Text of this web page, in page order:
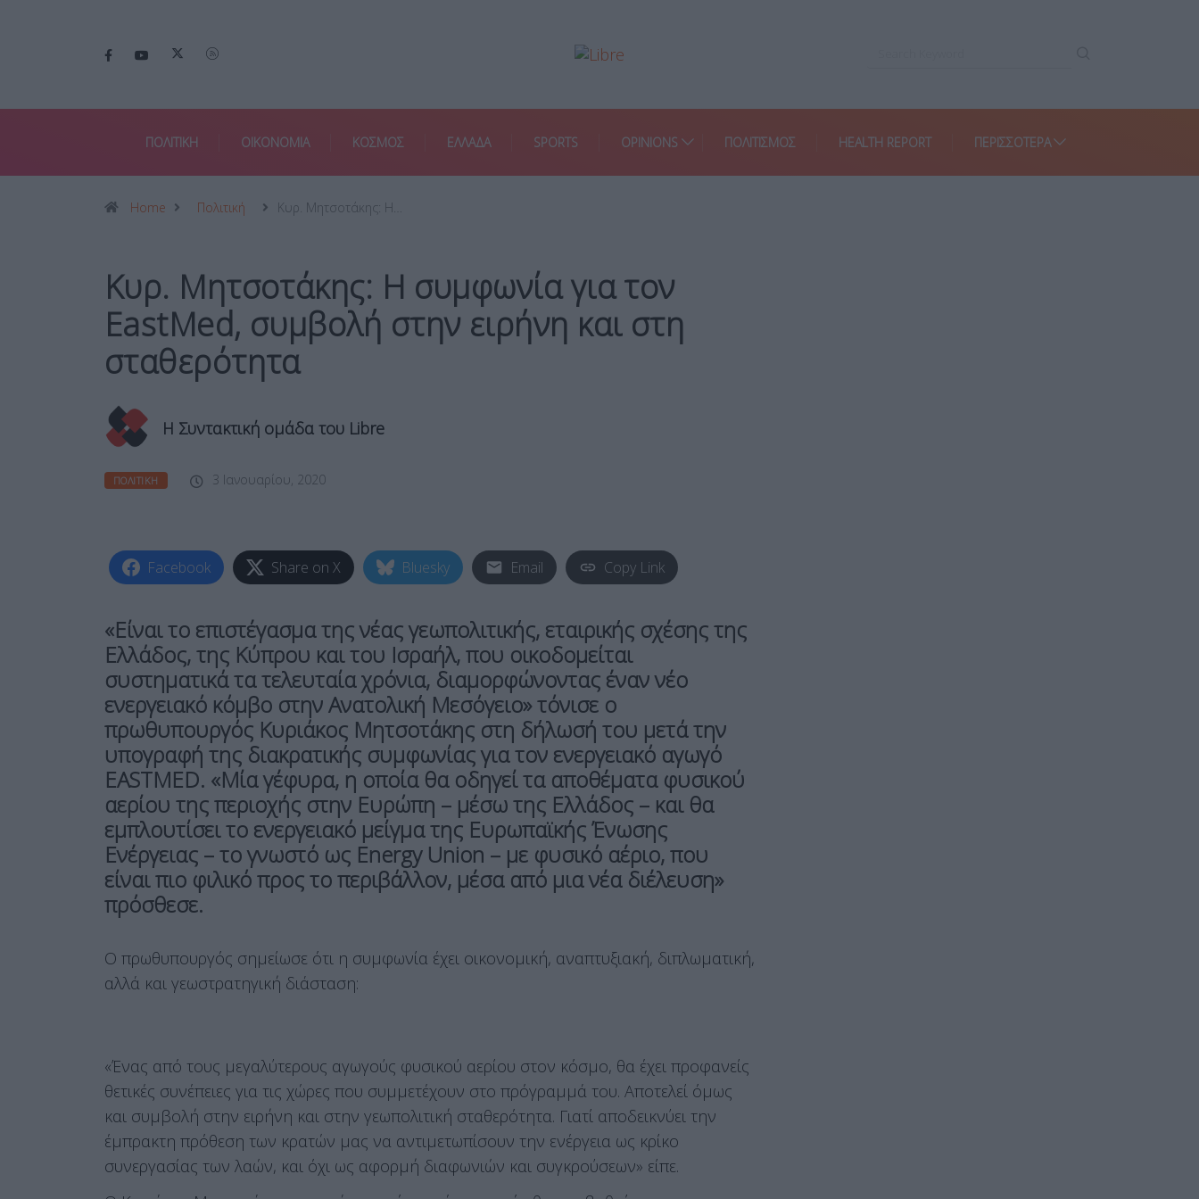
ΠΟΛΙΤΙΚΗ ΟΙΚΟΝΟΜΙΑ ΚΟΣΜΟΣ ΕΛΛΑΔΑ SPORTS OPINIONS ΠΟΛΙΤΙΣΜΟΣ HEALTH REPORT ΠΕΡΙΣΣΌΤΕΡΑ
Home Πολιτική Κυρ. Μητσοτάκης: Η…
Κυρ. Μητσοτάκης: Η συμφωνία για τον
EastMed, συμβολή στην ειρήνη και στη
σταθερότητα
Η Συντακτική ομάδα του Libre
ΠΟΛΙΤΙΚΉ 3 Ιανουαρίου, 2020
Facebook Share on X Bluesky Email Copy Link
«Είναι το επιστέγασμα της νέας γεωπολιτικής, εταιρικής σχέσης της
Ελλάδος, της Κύπρου και του Ισραήλ, που οικοδομείται
συστηματικά τα τελευταία χρόνια, διαμορφώνοντας έναν νέο
ενεργειακό κόμβο στην Ανατολική Μεσόγειο» τόνισε ο
πρωθυπουργός Κυριάκος Μητσοτάκης στη δήλωσή του μετά την
υπογραφή της διακρατικής συμφωνίας για τον ενεργειακό αγωγό
EASTMED. «Μία γέφυρα, η οποία θα οδηγεί τα αποθέματα φυσικού
αερίου της περιοχής στην Ευρώπη – μέσω της Ελλάδος – και θα
εμπλουτίσει το ενεργειακό μείγμα της Ευρωπαϊκής Ένωσης
Ενέργειας – το γνωστό ως Energy Union – με φυσικό αέριο, που
είναι πιο φιλικό προς το περιβάλλον, μέσα από μια νέα διέλευση»
πρόσθεσε.
Ο πρωθυπουργός σημείωσε ότι η συμφωνία έχει οικονομική, αναπτυξιακή, διπλωματική,
αλλά και γεωστρατηγική διάσταση:
«Ένας από τους μεγαλύτερους αγωγούς φυσικού αερίου στον κόσμο, θα έχει προφανείς
θετικές συνέπειες για τις χώρες που συμμετέχουν στο πρόγραμμά του. Αποτελεί όμως
και συμβολή στην ειρήνη και στην γεωπολιτική σταθερότητα. Γιατί αποδεικνύει την
έμπρακτη πρόθεση των κρατών μας να αντιμετωπίσουν την ενέργεια ως κρίκο
συνεργασίας των λαών, και όχι ως αφορμή διαφωνιών και συγκρούσεων» είπε.